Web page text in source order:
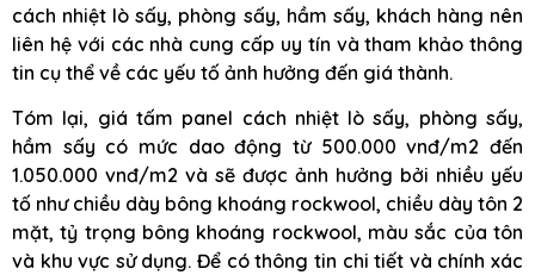
cách nhiệt lò sấy, phòng sấy, hầm sấy, khách hàng nên
liên hệ với các nhà cung cấp uy tín và tham khảo thông
tin cụ thể về các yếu tố ảnh hưởng đến giá thành.
Tóm lại, giá tấm panel cách nhiệt lò sấy, phòng sấy,
hầm sấy có mức dao động từ 500.000 vnđ/m2 đến
1.050.000 vnđ/m2 và sẽ được ảnh hưởng bởi nhiều yếu
tố như chiều dày bông khoáng rockwool, chiều dày tôn 2
mặt, tỷ trọng bông khoáng rockwool, màu sắc của tôn
và khu vực sử dụng. Để có thông tin chi tiết và chính xác